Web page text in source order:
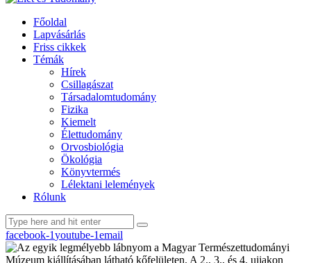
Főoldal
Lapvásárlás
Friss cikkek
Témák
Hírek
Csillagászat
Társadalomtudomány
Fizika
Kiemelt
Élettudomány
Orvosbiológia
Ökológia
Könyvtermés
Lélektani lelemények
Rólunk
facebook-1youtube-1email